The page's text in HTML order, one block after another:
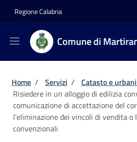
Regione Calabria
Comune di
Briciole di pane
Home / Servizi / Catasto e
Risiedere in un alloggio di edilizia
comunicazione di accettazione del
l’eliminazione dei vincoli di vendita o
convenzionali